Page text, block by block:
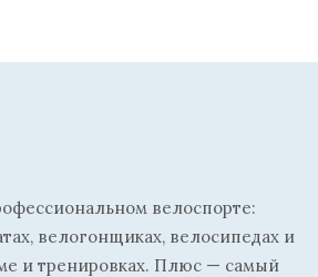
велоспорте:
велогонщиках, велосипедах и
и тренировках. Плюс — самый